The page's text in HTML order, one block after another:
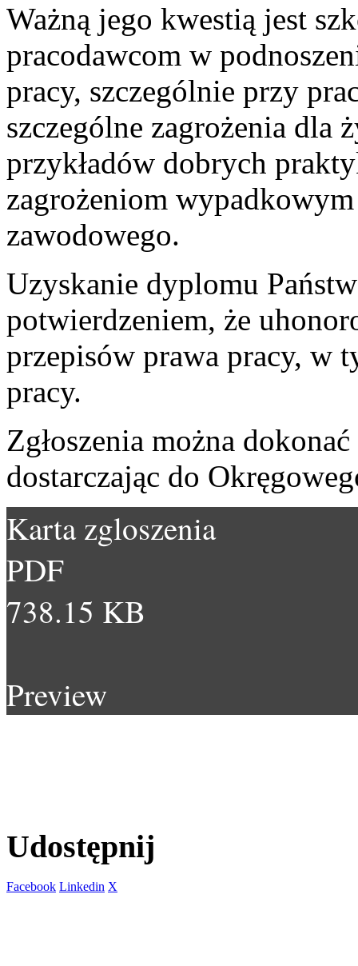
Ważną jego kwestią jest
pracodawcom w
pracy, szczególnie przy
szczególne zagrożenia dla
przykładów dobrych
zagrożeniom
zawodowego.
Uzyskanie dyplomu
potwierdzeniem, że
przepisów prawa pracy, w
pracy.
Zgłoszenia można
dostarczając do
Karta zgloszenia
PDF
738.15 KB
Preview
Udostępnij
Facebook Linkedin X